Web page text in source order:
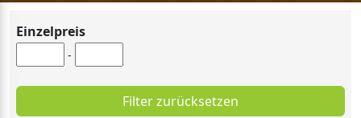
Einzelpreis
-
Filter zurücksetzen